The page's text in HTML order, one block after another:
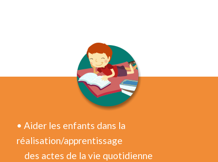
• Aider les enfants dans la
réalisation/apprentissage
des actes de la vie quotidienne